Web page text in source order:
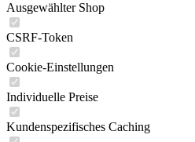
Ausgewählter Shop
CSRF-Token
Cookie-Einstellungen
Individuelle Preise
Kundenspezifisches Caching